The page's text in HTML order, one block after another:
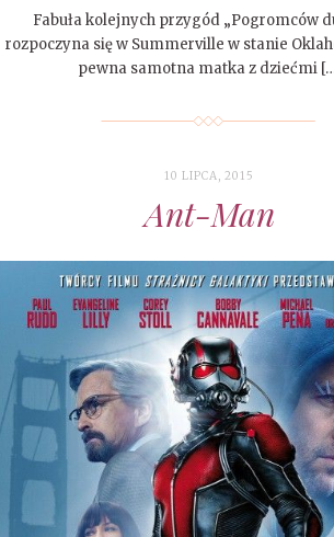
Fabuła kolejnych przygód „Pogromców
rozpoczyna się w Summerville w stanie
pewna samotna matka z dziećmi
10 LIPCA, 2015
Ant-Man